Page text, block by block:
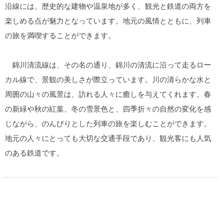
沿線には、歴史的な建物や温泉地が多く、観光と鉄道の両方を
楽しめる点が魅力となっています。地元の風情とともに、列車
の旅を満喫することができます。
錦川清流線は、その名の通り、錦川の清流に沿って走るロー
カル線で、景観の美しさが際立っています。川の清らかな水と
周囲の山々の風景は、訪れる人々に癒しを与えてくれます。春
の新緑や秋の紅葉、冬の雪景色と、四季折々の自然の変化を感
じながら、のんびりとした列車の旅を楽しむことができます。
地元の人々にとっても大切な交通手段であり、観光客にも人気
のある鉄道です。